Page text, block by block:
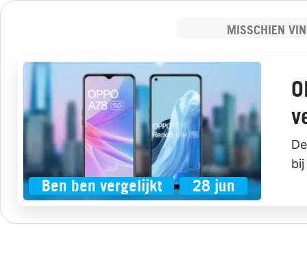
MISSCHIEN
Ben ben vergelijkt 28 jun